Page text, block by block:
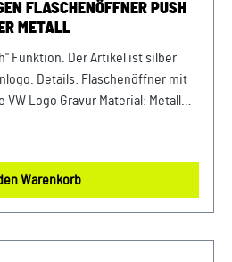
FLASCHENÖFFNER PUSH
METALL
Funktion. Der Artikel ist silber
Flaschenöffner mit
Gravur Material: Metall
Warenkorb